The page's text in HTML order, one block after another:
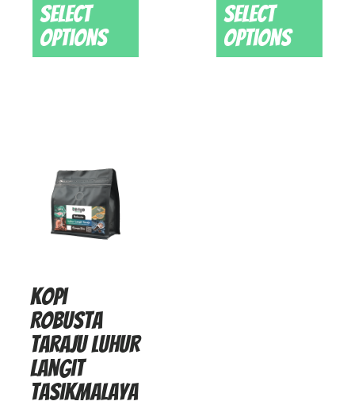
Select
options
Select
options
Kopi
Robusta
Taraju Luhur
Langit
Tasikmalaya